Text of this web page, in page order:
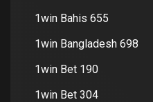
1win Bahis 655
1win Bangladesh 698
1win Bet 190
1win Bet 304